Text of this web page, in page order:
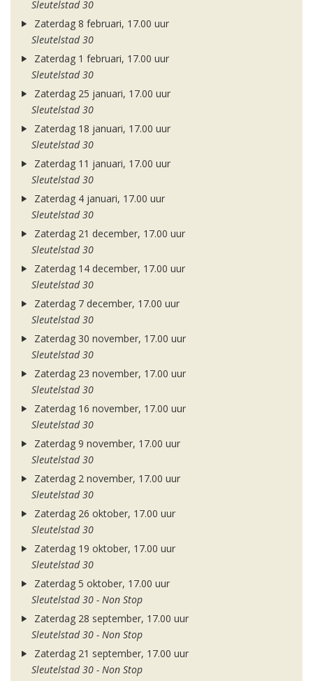
Sleutelstad 30
Zaterdag 8 februari, 17.00 uur
Sleutelstad 30
Zaterdag 1 februari, 17.00 uur
Sleutelstad 30
Zaterdag 25 januari, 17.00 uur
Sleutelstad 30
Zaterdag 18 januari, 17.00 uur
Sleutelstad 30
Zaterdag 11 januari, 17.00 uur
Sleutelstad 30
Zaterdag 4 januari, 17.00 uur
Sleutelstad 30
Zaterdag 21 december, 17.00 uur
Sleutelstad 30
Zaterdag 14 december, 17.00 uur
Sleutelstad 30
Zaterdag 7 december, 17.00 uur
Sleutelstad 30
Zaterdag 30 november, 17.00 uur
Sleutelstad 30
Zaterdag 23 november, 17.00 uur
Sleutelstad 30
Zaterdag 16 november, 17.00 uur
Sleutelstad 30
Zaterdag 9 november, 17.00 uur
Sleutelstad 30
Zaterdag 2 november, 17.00 uur
Sleutelstad 30
Zaterdag 26 oktober, 17.00 uur
Sleutelstad 30
Zaterdag 19 oktober, 17.00 uur
Sleutelstad 30
Zaterdag 5 oktober, 17.00 uur
Sleutelstad 30 - Non Stop
Zaterdag 28 september, 17.00 uur
Sleutelstad 30 - Non Stop
Zaterdag 21 september, 17.00 uur
Sleutelstad 30 - Non Stop